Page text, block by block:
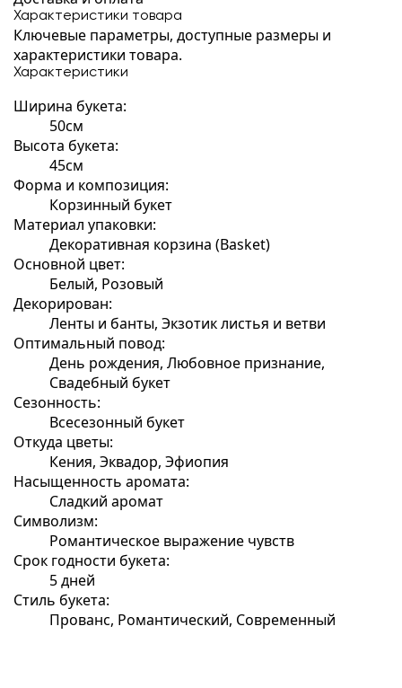
Характеристики товара
Ключевые параметры, доступные размеры и
характеристики товара.
Характеристики
Ширина букета:
50см
Высота букета:
45см
Форма и композиция:
Корзинный букет
Материал упаковки:
Декоративная корзина (Basket)
Основной цвет:
Белый, Розовый
Декорирован:
Ленты и банты, Экзотик листья и ветви
Оптимальный повод:
День рождения, Любовное признание,
Свадебный букет
Сезонность:
Всесезонный букет
Откуда цветы:
Кения, Эквадор, Эфиопия
Насыщенность аромата:
Сладкий аромат
Символизм:
Романтическое выражение чувств
Срок годности букета:
5 дней
Стиль букета:
Прованс, Романтический, Современный